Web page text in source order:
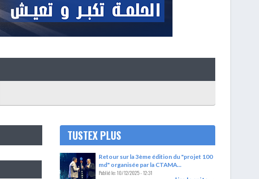
TUSTEX PLUS
Retour sur la 3ème édition du "projet 100
md" organisée par la CTAMA...
Publié le:10/12/2025 - 12:31